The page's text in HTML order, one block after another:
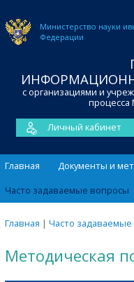
Министерство науки и
Федерации
с организациями и
процесса
Личный кабинет
Главная
Документы и
Часто задаваемые вопросы
Главная | Часто
Методическая